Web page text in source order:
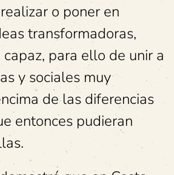
o poner en
transformadoras,
para ello de unir a
y sociales muy
de las diferencias
entonces pudieran